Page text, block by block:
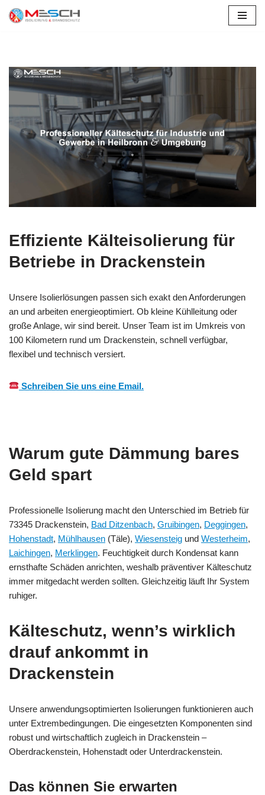
Effiziente Kälteisolierung für
Betriebe in Drackenstein
Unsere Isolierlösungen passen sich exakt den Anforderungen
an und arbeiten energieoptimiert. Ob kleine Kühlleitung oder
große Anlage, wir sind bereit. Unser Team ist im Umkreis von
100 Kilometern rund um Drackenstein, schnell verfügbar,
flexibel und technisch versiert.
Schreiben Sie uns eine Email.
Warum gute Dämmung bares
Geld spart
Professionelle Isolierung macht den Unterschied im Betrieb für
73345 Drackenstein, Bad Ditzenbach, Gruibingen, Deggingen,
Hohenstadt, Mühlhausen (Täle), Wiesensteig und Westerheim,
Laichingen, Merklingen. Feuchtigkeit durch Kondensat kann
ernsthafte Schäden anrichten, weshalb präventiver Kälteschutz
immer mitgedacht werden sollten. Gleichzeitig läuft Ihr System
ruhiger.
Kälteschutz, wenn’s wirklich
drauf ankommt in
Drackenstein
Unsere anwendungsoptimierten Isolierungen funktionieren auch
unter Extrembedingungen. Die eingesetzten Komponenten sind
robust und wirtschaftlich zugleich in Drackenstein –
Oberdrackenstein, Hohenstadt oder Unterdrackenstein.
Das können Sie erwarten